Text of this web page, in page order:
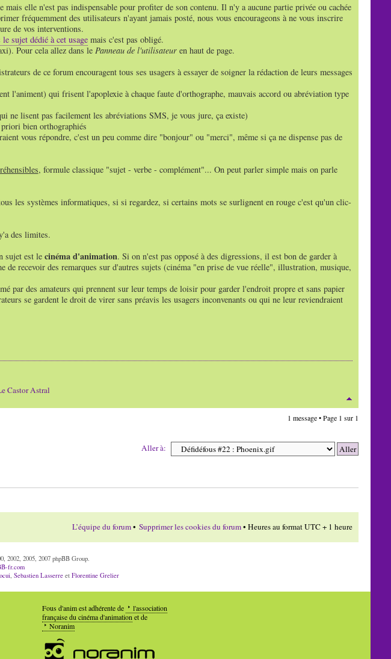
elle n'est pas indispensable pour profiter de son contenu. Il n'y a aucune partie privée ou cachée
fréquemment des utilisateurs n'ayant jamais posté, nous vous encourageons à ne vous inscrire
de vos interventions.
le sujet dédié à cet usagemais c'est pas obligé.
Pour cela allez dans le Panneau de l'utilisateuren haut de page.
de ce forum encouragent tous ses usagers à essayer de soigner la rédaction de leurs messages
l'animent) qui frisent l'apoplexie à chaque faute d'orthographe, mauvais accord ou abréviation type
ne lisent pas facilement les abréviations SMS, je vous jure, ça existe)
bien orthographiés
vous répondre, c'est un peu comme dire "bonjour" ou "merci", même si ça ne dispense pas de
, formule classique "sujet - verbe - complément"... On peut parler simple mais on parle
les systèmes informatiques, si si regardez, si certains mots se surlignent en rouge c'est qu'un clic-
des limites.
sujet est le cinéma d'animation. Si on n'est pas opposé à des digressions, il est bon de garder à
de recevoir des remarques sur d'autres sujets (cinéma "en prise de vue réelle", illustration, musique,
par des amateurs qui prennent sur leur temps de loisir pour garder l'endroit propre et sans papier
se gardent le droit de virer sans préavis les usagers inconvenants ou qui ne leur reviendraient
Castor Astral
1 message • Page 1 sur 1
Aller à:
L’équipe du forum• Supprimer les cookies du forum• Heures au format UTC + 1 heure
2002, 2005, 2007 phpBB Group.
fr.com
,Sebastien Lasserre etFlorentine Grelier
Fous d'anim est adhérente de
l'association
française du cinéma d'animation et de
Noranim